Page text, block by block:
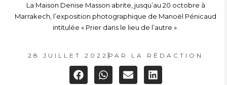
La Maison Denise Masson abrite, jusqu’au 20 octobre à
Marrakech, l’exposition photographique de Manoël Pénicaud
intitulée « Prier dans le lieu de l’autre ».
28 JUILLET 2022 PAR LA RÉDACTION